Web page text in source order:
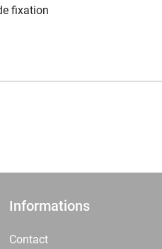
fixation
Informations
Contact